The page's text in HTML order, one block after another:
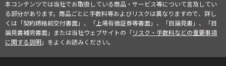
本コンテンツでは当社でお取扱している商品・サービス等について言及してい
る部分があります。商品ごとに手数料等およびリスクは異なりますので、詳し
くは「契約締結前交付書面」、「上場有価証券等書面」、「目論見書」、「目
論見書補完書面」または当社ウェブサイトの「リスク・手数料などの重要事項
に関する説明」をよくお読みください。